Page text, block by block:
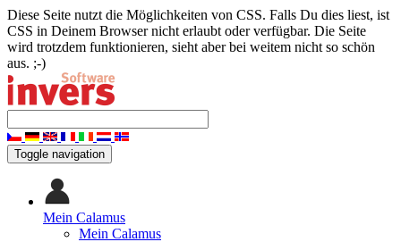
Diese Seite nutzt die Möglichkeiten von CSS. Falls Du dies liest, ist
CSS in Deinem Browser nicht erlaubt oder verfügbar. Die Seite
wird trotzdem funktionieren, sieht aber bei weitem nicht so schön
aus. ;-)
Toggle navigation
Mein Calamus
Mein Calamus